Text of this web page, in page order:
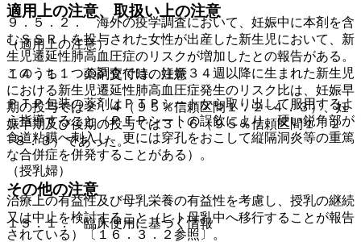
適用上の注意、取扱い上の注意
（適用上の注意）
１４．１． 薬剤交付時の注意
ＰＴＰ包装の薬剤はＰＴＰシートから取り出して服用するよ
う指導すること（ＰＴＰシートの誤飲により、硬い鋭角部が
食道粘膜へ刺入し、更には穿孔をおこして縦隔洞炎等の重篤
な合併症を併発することがある）。
その他の注意
１５．１． 臨床使用に基づく情報
９．５．２． 海外の疫学調査において、妊娠中に本剤を含
むＳＳＲＩを投与された女性が出産した新生児において、新
生児遷延性肺高血圧症のリスクが増加したとの報告がある。
このうち１つの調査では、妊娠３４週以降に生まれた新生児
における新生児遷延性肺高血圧症発生のリスク比は、妊娠早
期の投与では２．４（９５％信頼区間１．２−４．３）、妊
娠早期及び後期の投与では３．６（９５％信頼区間１．２
−８．３）であった。
（授乳婦）
治療上の有益性及び母乳栄養の有益性を考慮し、授乳の継続
又は中止を検討すること（ヒト母乳中へ移行することが報告
されている）〔１６．３．２参照〕。